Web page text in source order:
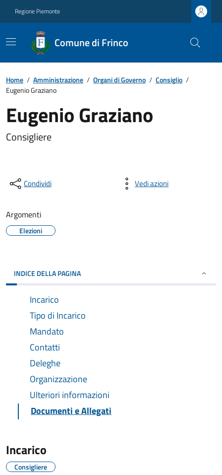
Regione Piemonte
Comune di Frinco
Home / Amministrazione / Organi di Governo / Consiglio /
Eugenio Graziano
Eugenio Graziano
Consigliere
Condividi Vedi azioni
Argomenti
Elezioni
INDICE DELLA PAGINA
Incarico
Tipo di Incarico
Mandato
Contatti
Deleghe
Organizzazione
Ulteriori informazioni
Documenti e Allegati
Incarico
Consigliere